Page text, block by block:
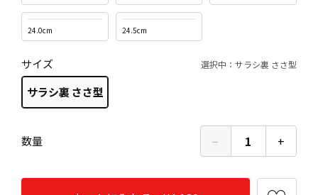
24.0cm 24.5cm
サイズ 選択中：サラシ裏 ささ型
サラシ裏 ささ型
数量 − 1 +